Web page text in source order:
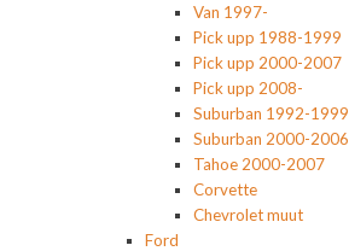
Van 1997-
Pick upp 1988-1999
Pick upp 2000-2007
Pick upp 2008-
Suburban 1992-1999
Suburban 2000-2006
Tahoe 2000-2007
Corvette
Chevrolet muut
Ford